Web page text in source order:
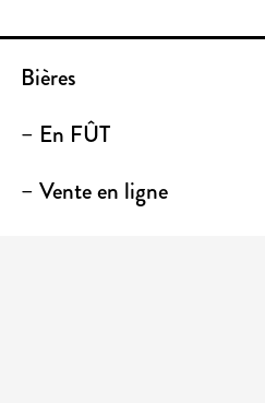
Bières
– En FÛT
– Vente en ligne